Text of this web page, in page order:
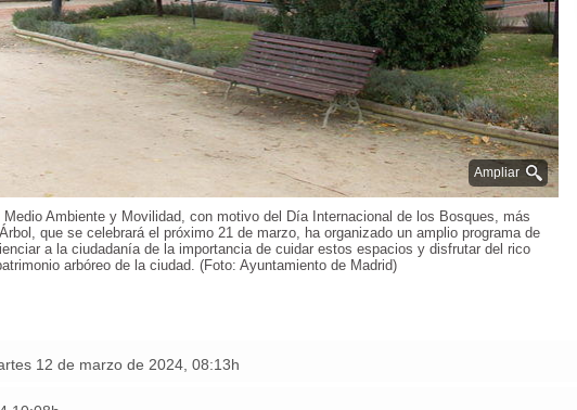
Ampliar
Medio Ambiente y Movilidad, con motivo del Día Internacional de los Bosques, más
que se celebrará el próximo 21 de marzo, ha organizado un amplio programa de
a la ciudadanía de la importancia de cuidar estos espacios y disfrutar del rico
arbóreo de la ciudad. (Foto: Ayuntamiento de Madrid)
12 de marzo de 2024, 08:13h